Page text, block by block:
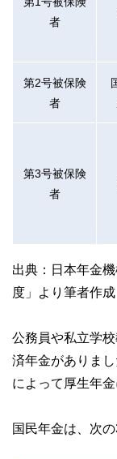
者
第2号被保険
者
第3号被保険
者
出典：日本年金
度」より筆者作成
公務員や私立学
済年金がありま
によって厚生年
国民年金は、次